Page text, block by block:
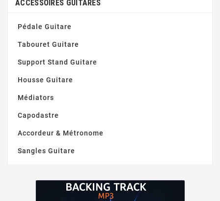
ACCESSOIRES GUITARES
Pédale Guitare
Tabouret Guitare
Support Stand Guitare
Housse Guitare
Médiators
Capodastre
Accordeur & Métronome
Sangles Guitare